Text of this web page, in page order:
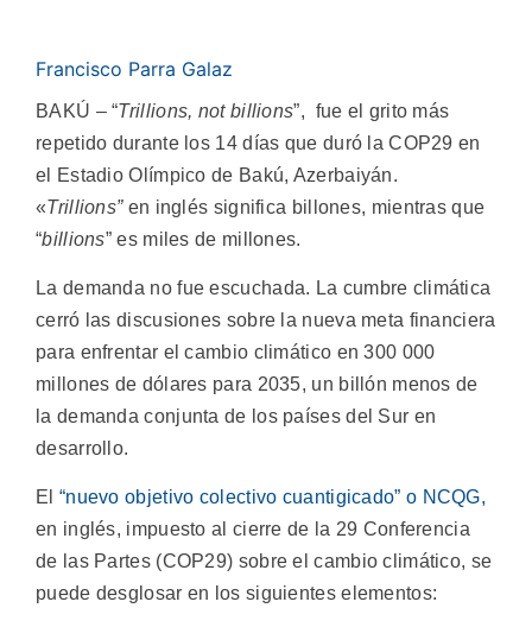
Francisco Parra Galaz
BAKÚ – “Trillions, not billions”, fue el grito más
repetido durante los 14 días que duró la COP29 en
el Estadio Olímpico de Bakú, Azerbaiyán.
«Trillions”en inglés significa billones, mientras que
“billions” es miles de millones.
La demanda no fue escuchada. La cumbre climática
cerró las discusiones sobre la nueva meta financiera
para enfrentar el cambio climático en 300 000
millones de dólares para 2035, un billón menos de
la demanda conjunta de los países del Sur en
desarrollo.
El “nuevo objetivo colectivo cuantigicado” o NCQG,
en inglés, impuesto al cierre de la 29 Conferencia
de las Partes (COP29) sobre el cambio climático, se
puede desglosar en los siguientes elementos: